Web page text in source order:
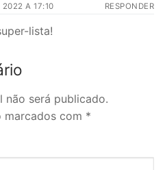
2022 A 17:10 RESPONDER
lista!
não será publicado.
marcados com *